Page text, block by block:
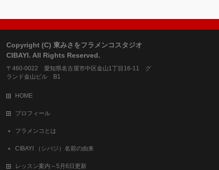
Copyright (C) 東みさをフラメンコスタジオ
CIBAYI. All Rights Reserved.
〒460-0022 愛知県名古屋市中区金山1丁目16-11 グ
ランド金山ビル B1
HOME
プロフィール
フラメンコとは
CIBAYI （シバジ）名前の由来
レッスン案内～5月6日更新